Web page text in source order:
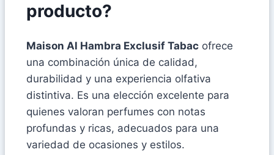
producto?
Maison Al Hambra Exclusif Tabac ofrece
una combinación única de calidad,
durabilidad y una experiencia olfativa
distintiva. Es una elección excelente para
quienes valoran perfumes con notas
profundas y ricas, adecuados para una
variedad de ocasiones y estilos.